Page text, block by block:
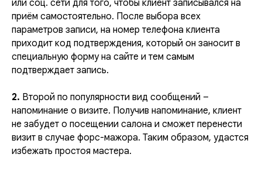
или соц. сети для того, чтобы клиент записывался на
приём самостоятельно. После выбора всех
параметров записи, на номер телефона клиента
приходит код подтверждения, который он заносит в
специальную форму на сайте и тем самым
подтверждает запись.
2. Второй по популярности вид сообщений –
напоминание о визите. Получив напоминание, клиент
не забудет о посещении салона и сможет перенести
визит в случае форс-мажора. Таким образом, удастся
избежать простоя мастера.